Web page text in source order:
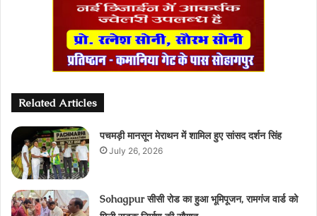
Related Articles
पचमड़ी मानसून मेराथन में शामिल हुए सांसद दर्शन सिंह
July 26, 2026
Sohagpur सीसी रोड का हुआ भूमिपूजन, रामगंज वार्ड को